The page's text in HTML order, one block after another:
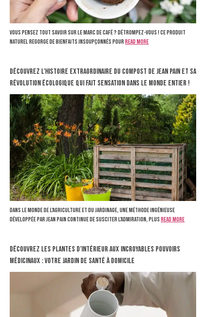
Vous pensez tout savoir sur le marc de café ? Détrompez-vous ! Ce produit
naturel regorge de bienfaits insoupçonnés pourRead more
Découvrez l’histoire extraordinaire du compost de Jean Pain et sa
révolution écologique qui fait sensation dans le monde entier !
Dans le monde de l'agriculture et du jardinage, une méthode ingénieuse
développée par Jean Pain continue de susciter l'admiration, plusRead more
Découvrez les plantes d’intérieur aux incroyables pouvoirs
médicinaux : votre jardin de santé à domicile